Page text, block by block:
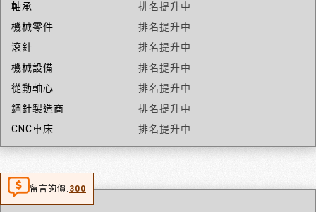
軸承
排名提升中
機械零件
排名提升中
滾針
排名提升中
機械設備
排名提升中
從動軸心
排名提升中
鋼針製造商
排名提升中
CNC車床
排名提升中
留言詢價: 300